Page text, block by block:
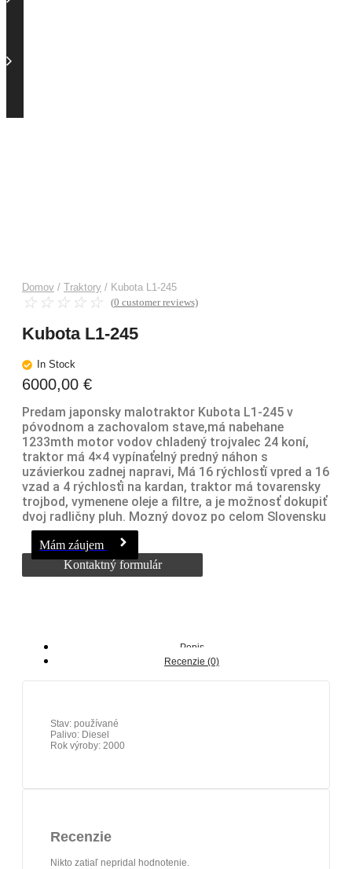
Domov / Traktory / Kubota L1-245
☆ ☆ ☆ ☆ ☆ (0 customer reviews)
Kubota L1-245
In Stock
6000,00 €
Predam japonsky malotraktor Kubota L1-245 v
póvodnom a zachovalom stave,má nabehane
1233mth motor vodov chladený trojvalec 24 koní,
traktor má 4×4 vypínaťelný predný náhon s
uzávierkou zadnej napravi, Má 16 rýchlosťí vpred a 16
vzad a 4 rýchlosťi na kardan, traktor má tovarensky
trojbod, vymenene oleje a filtre, a je možnosť dokupiť
dvoj radličny pluh. Mozný dovoz po celom Slovensku
Mám záujem
Kontaktný formulár
Popis
Recenzie (0)
Stav: používané
Palivo: Diesel
Rok výroby: 2000
Recenzie
Nikto zatiaľ nepridal hodnotenie.